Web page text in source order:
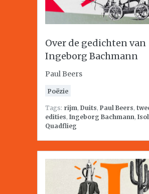
Over de gedichten van
Ingeborg Bachmann
Paul Beers
Poëzie
Tags: rijm, Duits, Paul Beers,
edities, Ingeborg Bachmann,
Quadflieg